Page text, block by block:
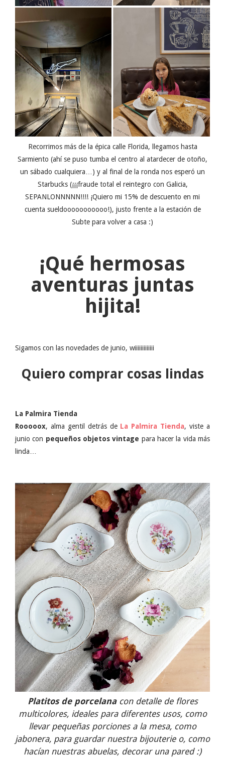
Recorrimos más de la épica calle Florida, llegamos hasta
Sarmiento (ahí se puso tumba el centro al atardecer de otoño,
un sábado cualquiera…) y al final de la ronda nos esperó un
Starbucks (¡¡¡fraude total el reintegro con Galicia,
SEPANLONNNNN!!!! ¡Quiero mi 15% de descuento en mi
cuenta sueldooooooooooo!), justo frente a la estación de
Subte para volver a casa :)
¡Qué hermosas
aventuras juntas
hijita!
Sigamos con las novedades de junio, wiiiiiiiiiiiii
Quiero comprar cosas lindas
La Palmira Tienda
Rooooox, alma gentil detrás de La Palmira Tienda, viste a
junio con pequeños objetos vintage para hacer la vida más
linda…
Platitos de porcelanacon detalle de flores
multicolores, ideales para diferentes usos, como
llevar pequeñas porciones a la mesa, como
jabonera, para guardar nuestra bijouterie o, como
hacían nuestras abuelas, decorar una pared :)